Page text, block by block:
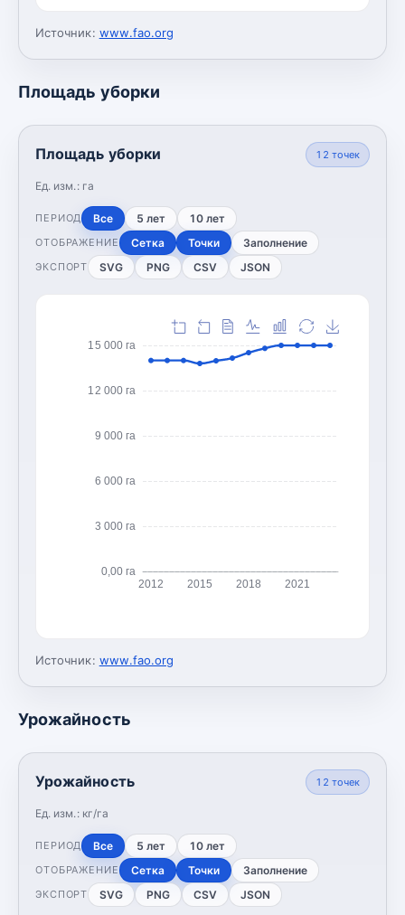
Источник: www.fao.org
Площадь уборки
Площадь уборки
Ед. изм.: га
12 точек
ПЕРИОД Все 5 лет 10 лет
ОТОБРАЖЕНИЕ Сетка Точки Заполнение
ЭКСПОРТ SVG PNG CSV JSON
0,00 га
3 000 га
6 000 га
9 000 га
12 000 га
15 000 га
2012 2015 2018 2021
Источник: www.fao.org
Урожайность
Урожайность
Ед. изм.: кг/га
12 точек
ПЕРИОД Все 5 лет 10 лет
ОТОБРАЖЕНИЕ Сетка Точки Заполнение
ЭКСПОРТ SVG PNG CSV JSON